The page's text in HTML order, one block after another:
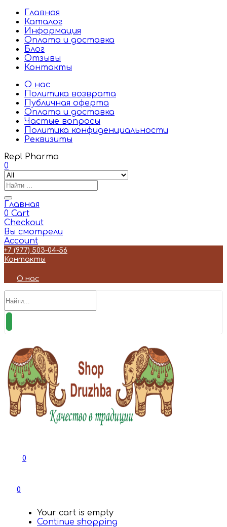
Главная
Каталог
Информация
Оплата и доставка
Блог
Отзывы
Контакты
О нас
Политика возврата
Публичная оферта
Оплата и доставка
Частые вопросы
Политика конфиденциальности
Реквизиты
Repl Pharma
0
Главная
0 Cart
Checkout
Вы смотрели
Account
+7 (977) 503-04-56
Контакты
О нас
0
0
Your cart is empty
Continue shopping